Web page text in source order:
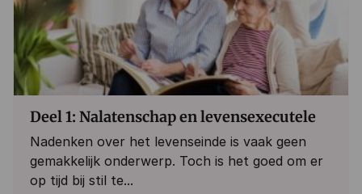
Deel 1: Nalatenschap en levensexecutele
Nadenken over het levenseinde is vaak geen
gemakkelijk onderwerp. Toch is het goed om er
op tijd bij stil te...